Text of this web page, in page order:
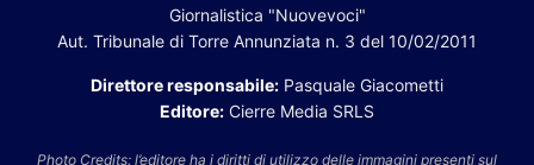
Giornalistica "Nuovevoci"
Aut. Tribunale di Torre Annunziata n. 3 del 10/02/2011
Direttore responsabile: Pasquale Giacometti
Editore: Cierre Media SRLS
Photo Credits: l’editore ha i diritti di utilizzo delle immagini presenti sul